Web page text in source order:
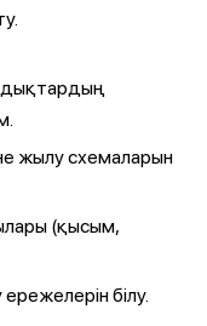
жылу схемаларын
(қысым,
білу.